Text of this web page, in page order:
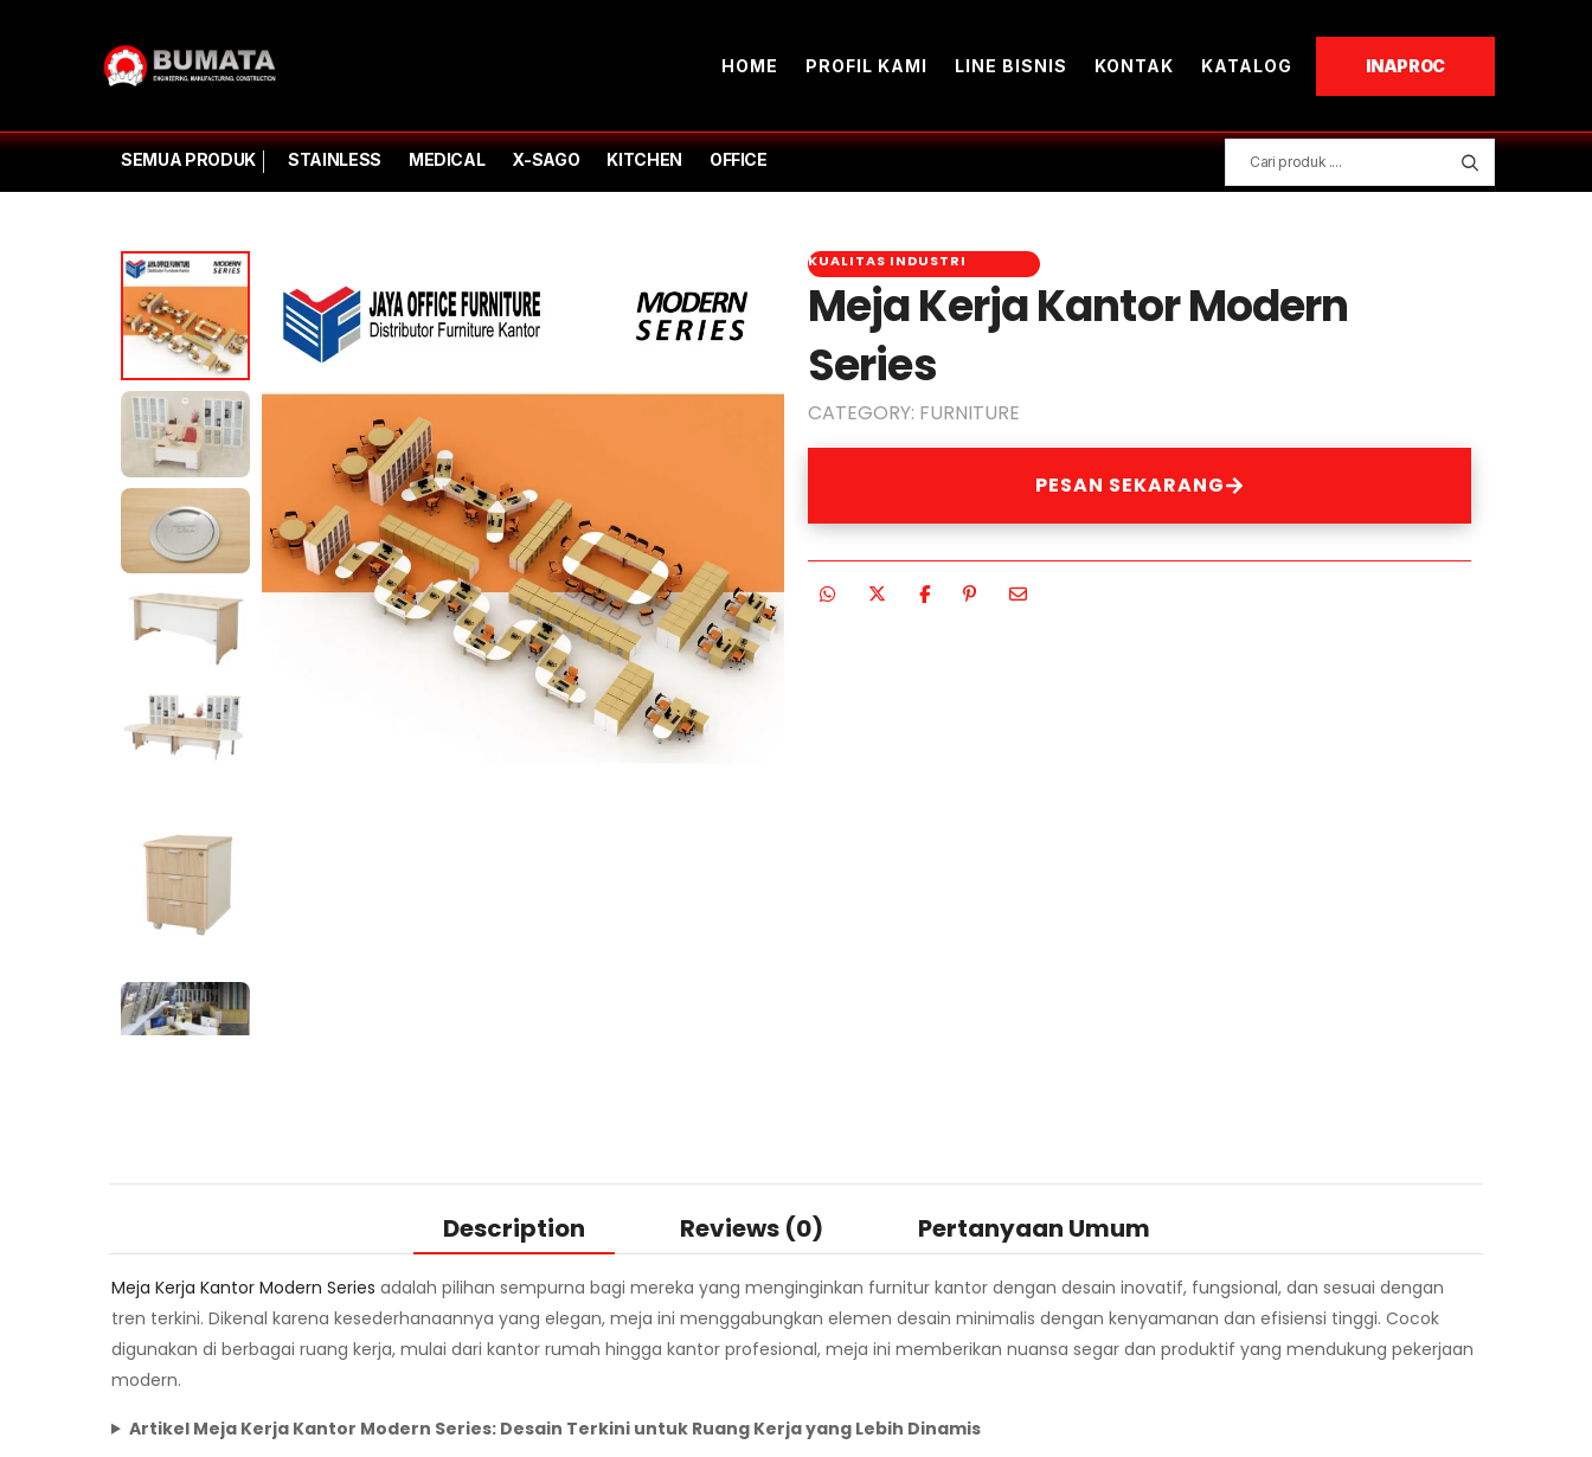
HOME PROFIL KAMI LINE BISNIS KONTAK KATALOG INAPROC
SEMUA PRODUK STAINLESS MEDICAL X-SAGO KITCHEN OFFICE
KUALITAS INDUSTRI
Meja Kerja Kantor Modern
Series
CATEGORY: FURNITURE
PESAN SEKARANG
Description Reviews (0) Pertanyaan Umum
Meja Kerja Kantor Modern Series adalah pilihan sempurna bagi mereka yang menginginkan furnitur kantor dengan desain inovatif, fungsional, dan sesuai dengan
tren terkini. Dikenal karena kesederhanaannya yang elegan, meja ini menggabungkan elemen desain minimalis dengan kenyamanan dan efisiensi tinggi. Cocok
digunakan di berbagai ruang kerja, mulai dari kantor rumah hingga kantor profesional, meja ini memberikan nuansa segar dan produktif yang mendukung pekerjaan
modern.
Artikel Meja Kerja Kantor Modern Series: Desain Terkini untuk Ruang Kerja yang Lebih Dinamis